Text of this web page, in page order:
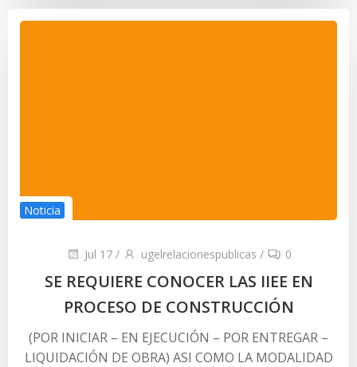
Noticia
Jul 17 / ugelrelacionespublicas / 0
SE REQUIERE CONOCER LAS IIEE EN
PROCESO DE CONSTRUCCIÓN
(POR INICIAR – EN EJECUCIÓN – POR ENTREGAR –
LIQUIDACIÓN DE OBRA) ASI COMO LA MODALIDAD